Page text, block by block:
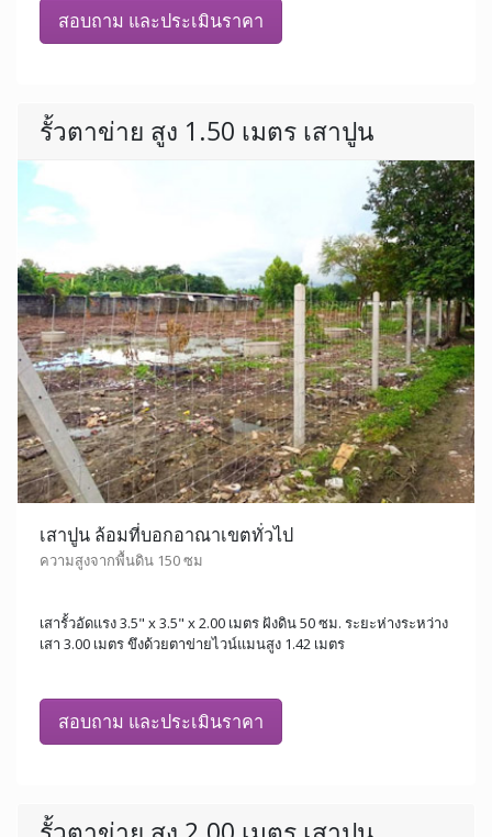
สอบถาม และประเมินราคา
รั้วตาข่าย สูง 1.50 เมตร เสาปูน
เสาปูน ล้อมที่บอกอาณาเขตทั่วไป
ความสูงจากพื้นดิน 150 ซม
เสารั้วอัดแรง 3.5" x 3.5" x 2.00 เมตร ฝังดิน 50 ซม. ระยะห่างระหว่าง
เสา 3.00 เมตร ขึงด้วยตาข่ายไวน์แมนสูง 1.42 เมตร
สอบถาม และประเมินราคา